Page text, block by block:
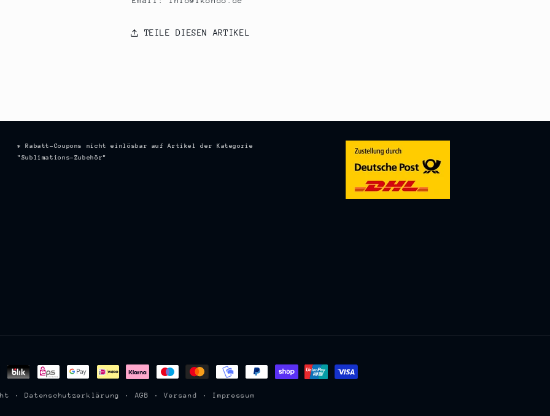
TEILE DIESEN ARTIKEL
* Rabatt-Coupons nicht einlösbar auf Artikel der Kategorie
"Sublimations-Zubehör"
Datenschutzerklärung AGB Versand Impressum